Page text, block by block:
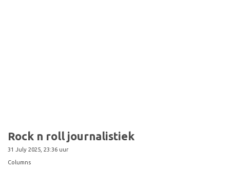
Rock n roll journalistiek
31 July 2025, 23:36 uur
Columns